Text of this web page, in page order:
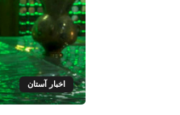
اخبار آستان